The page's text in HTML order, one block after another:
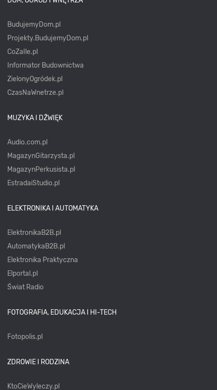
BudujemyDom.pl
Projekty.BudujemyDom.pl
CoZaIle.pl
Informator Budownictwa
ZielonyOgródek.pl
CzasNaWnetrze.pl
MUZYKA I DŹWIĘK
Audio.com.pl
MagazynGitarzysta.pl
MagazynPerkusista.pl
EstradaiStudio.pl
ELEKTRONIKA I AUTOMATYKA
ElektronikaB2B.pl
AutomatykaB2B.pl
Elektronika Praktyczna
Elportal.pl
Świat Radio
FOTOGRAFIA, EDUKACJA I HI-TECH
Fotopolis.pl
ZDROWIE I RODZINA
KtoCieWyleczy.pl